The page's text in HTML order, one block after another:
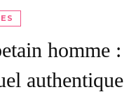
homme :
authentique